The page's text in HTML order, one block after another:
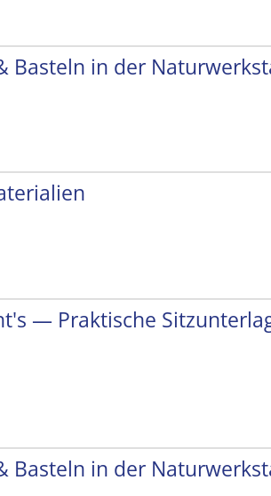
Basteln in der
— Praktische
Basteln in der